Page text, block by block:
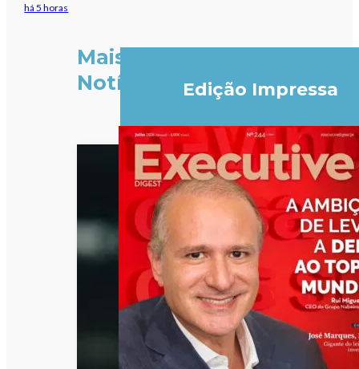
há 5 horas
Mais
Notícias
Edição Impressa